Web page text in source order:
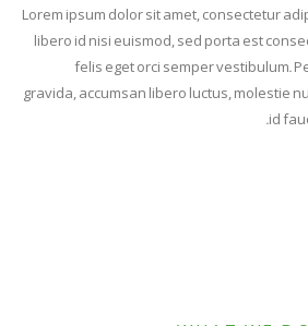
Lorem ipsum dolor sit amet, consectetur
libero id nisi euismod, sed porta est
felis eget orci semper vestibulum.
gravida, accumsan libero luctus, molestie
id